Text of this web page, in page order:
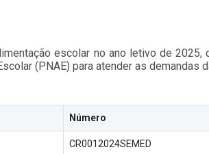
escolar no ano letivo de
(PNAE) para atender as
Número
CR0012024SEMED